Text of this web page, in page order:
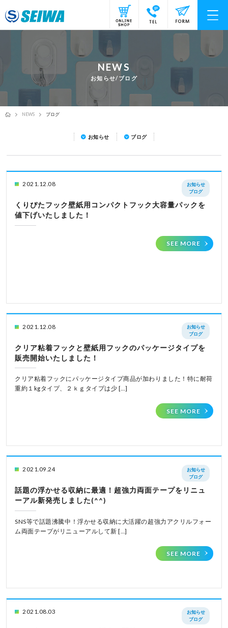
NEWS
お知らせ/ブログ
NEWS ブログ
お知らせ ブログ
2021.12.08
お知らせ
ブログ
くりぴたフック壁紙用コンパクトフック大容量パックを
値下げいたしました！
SEE MORE
2021.12.08
お知らせ
ブログ
クリア粘着フックと壁紙用フックのパッケージタイプを
販売開始いたしました！
クリア粘着フックにパッケージタイプ商品が加わりました！特に耐荷
重約１kgタイプ、２ｋｇタイプは少 […]
SEE MORE
2021.09.24
お知らせ
ブログ
話題の浮かせる収納に最適！超強力両面テープをリニュ
ーアル新発売しました(^^)
SNS等で話題沸騰中！浮かせる収納に大活躍の超強力アクリルフォー
ム両面テープがリニューアルして新 […]
SEE MORE
2021.08.03
お知らせ
ブログ